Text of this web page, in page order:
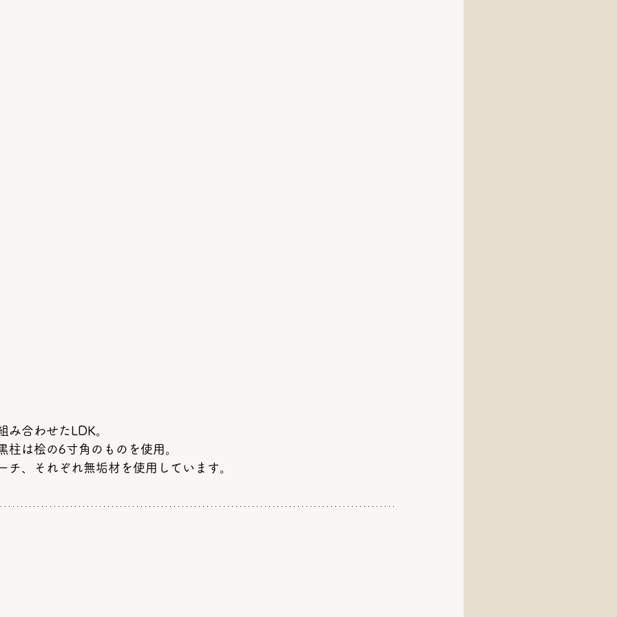
み合わせたLDK。
柱は桧の6寸角のものを使用。
チ、それぞれ無垢材を使用しています。